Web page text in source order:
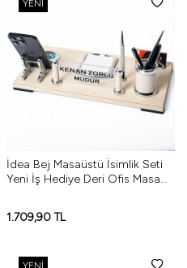
YENI
İdea Bej Masaüstü İsimlik Seti
Yeni İş Hediye Deri Ofis Masa
1.709,90 TL
YENI